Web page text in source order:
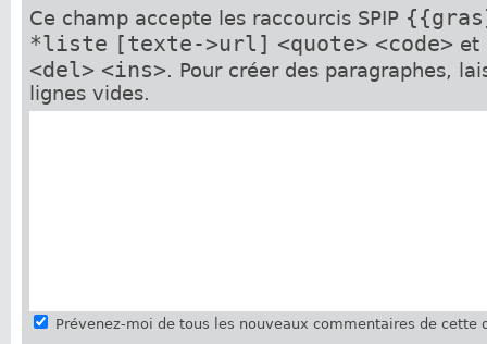
Ce champ accepte les raccourcis SPIP
*liste [texte->url] <quote> <code>et
<del> <ins>. Pour créer des paragraphes,
lignes vides.
Prévenez-moi de tous les nouveaux commentaires de cette